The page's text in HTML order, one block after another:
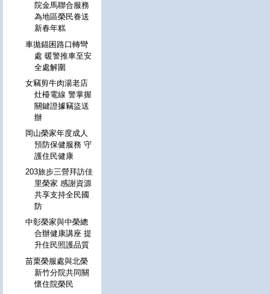
院金馬聯合服務
為地區榮民眷送
新春年糕
車拋錨困路口轉彎
處 暖警推車至安
全處解圍
女竊剪牛肉湯老店
灶檯電線 警掌握
關鍵證據竊盜送
辦
岡山榮家年度成人
預防保健服務 守
護住民健康
203旅步三營拜訪佳
里榮家 感謝資源
共享支持全民國
防
中彰榮家與中榮總
合辦健康講座 提
升住民照護品質
苗栗榮服處與北榮
新竹分院共同關
懷住院榮民